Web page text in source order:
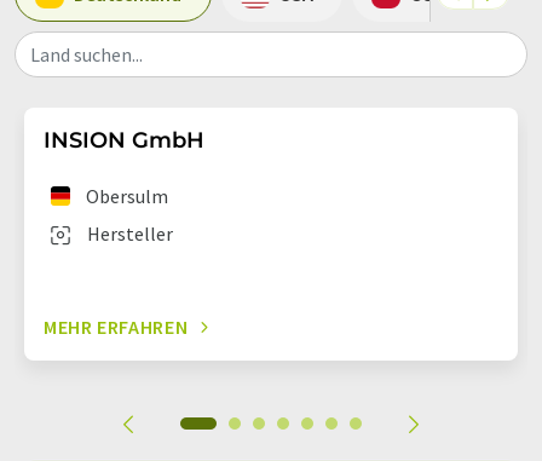
Land suchen...
INSION GmbH
Hersteller
Obersulm
MEHR ERFAHREN